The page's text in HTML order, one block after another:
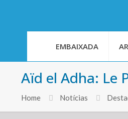
EMBAIXADA
Aïd el Adha: Le
Home Notícias